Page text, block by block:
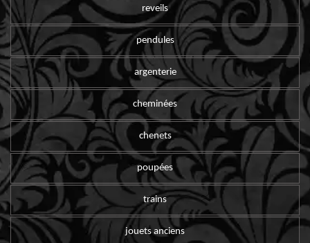
reveils
pendules
argenterie
cheminées
chenets
poupées
trains
jouets anciens